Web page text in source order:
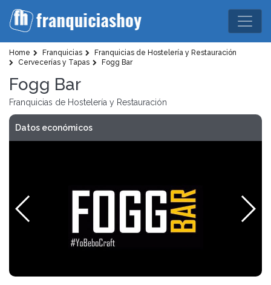
Home Franquicias
Franquicias de Hostelería y Restauración
Cervecerías y Tapas
Fogg Bar
Fogg Bar
Franquicias de Hostelería y Restauración
Datos económicos